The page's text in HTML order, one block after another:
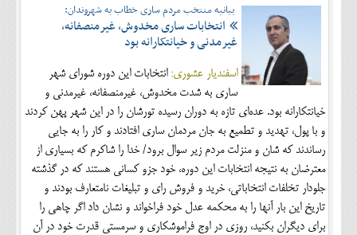
بیانیه منتخب مردم ساری خطاب به شهروندان:
انتخابات ساری مخدوش، غیرمنصفانه،
غیرمدنی و خیانتکارانه بود
اسفندیار عشوری: انتخابات این دوره شورای شهر
ساری به شدت مخدوش، غیرمنصفانه، غیرمدنی و
خیانتکارانه بود. عده‌ای تازه به دوران رسیده تورشان را در این شهر پهن کردند
و با پول، تهدید و تطمیع به جان مردمان ساری افتادند و کار را به جایی
رساندند که شان و منزلت مردم زیر سوال برود/ خدا را شاکرم که بسیاری از
معترضان به نتیجه انتخابات این دوره، خود جزو کسانی هستند که در گذشته
جلودار تخلفات انتخاباتی، خرید و فروش رای و تبلیغات نامتعارف بودند و
تاریخ این بار آنها را به محکمه عدل خود فراخواند و نشان داد اگر چاهی را
برای دیگران بکنید، روزی در اوج فراموشکاری و سرمستی قدرت خود در آن